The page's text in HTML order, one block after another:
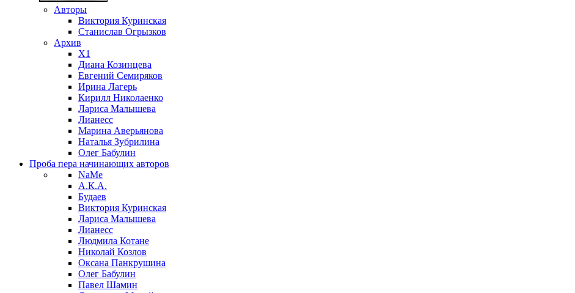
Авторы
Виктория Куринская
Станислав Огрызков
Архив
X1
Диана Козинцева
Евгений Семиряков
Ирина Лагерь
Кирилл Николаенко
Лариса Малышева
Лианесс
Марина Аверьянова
Наталья Зубрилина
Олег Бабулин
Проба пера начинающих авторов
NaMe
А.К.А.
Будаев
Виктория Куринская
Лариса Малышева
Лианесс
Людмила Котане
Николай Козлов
Оксана Панкрушина
Олег Бабулин
Павел Шамин